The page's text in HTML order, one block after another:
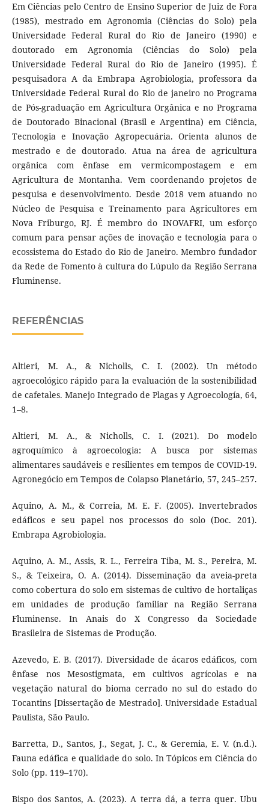
Em Ciências pelo Centro de Ensino Superior de Juiz de Fora
(1985), mestrado em Agronomia (Ciências do Solo) pela
Universidade Federal Rural do Rio de Janeiro (1990) e
doutorado em Agronomia (Ciências do Solo) pela
Universidade Federal Rural do Rio de Janeiro (1995). É
pesquisadora A da Embrapa Agrobiologia, professora da
Universidade Federal Rural do Rio de janeiro no Programa
de Pós-graduação em Agricultura Orgânica e no Programa
de Doutorado Binacional (Brasil e Argentina) em Ciência,
Tecnologia e Inovação Agropecuária. Orienta alunos de
mestrado e de doutorado. Atua na área de agricultura
orgânica com ênfase em vermicompostagem e em
Agricultura de Montanha. Vem coordenando projetos de
pesquisa e desenvolvimento. Desde 2018 vem atuando no
Núcleo de Pesquisa e Treinamento para Agricultores em
Nova Friburgo, RJ. É membro do INOVAFRI, um esforço
comum para pensar ações de inovação e tecnologia para o
ecossistema do Estado do Rio de Janeiro. Membro fundador
da Rede de Fomento à cultura do Lúpulo da Região Serrana
Fluminense.
REFERÊNCIAS
Altieri, M. A., & Nicholls, C. I. (2002). Un método
agroecológico rápido para la evaluación de la sostenibilidad
de cafetales. Manejo Integrado de Plagas y Agroecología, 64,
1–8.
Altieri, M. A., & Nicholls, C. I. (2021). Do modelo
agroquímico à agroecologia: A busca por sistemas
alimentares saudáveis e resilientes em tempos de COVID-19.
Agronegócio em Tempos de Colapso Planetário, 57, 245–257.
Aquino, A. M., & Correia, M. E. F. (2005). Invertebrados
edáficos e seu papel nos processos do solo (Doc. 201).
Embrapa Agrobiologia.
Aquino, A. M., Assis, R. L., Ferreira Tiba, M. S., Pereira, M.
S., & Teixeira, O. A. (2014). Disseminação da aveia-preta
como cobertura do solo em sistemas de cultivo de hortaliças
em unidades de produção familiar na Região Serrana
Fluminense. In Anais do X Congresso da Sociedade
Brasileira de Sistemas de Produção.
Azevedo, E. B. (2017). Diversidade de ácaros edáficos, com
ênfase nos Mesostigmata, em cultivos agrícolas e na
vegetação natural do bioma cerrado no sul do estado do
Tocantins [Dissertação de Mestrado]. Universidade Estadual
Paulista, São Paulo.
Barretta, D., Santos, J., Segat, J. C., & Geremia, E. V. (n.d.).
Fauna edáfica e qualidade do solo. In Tópicos em Ciência do
Solo (pp. 119–170).
Bispo dos Santos, A. (2023). A terra dá, a terra quer. Ubu